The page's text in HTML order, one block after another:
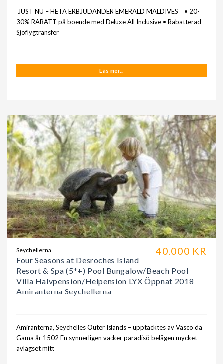
JUST NU – HETA ERBJUDANDEN EMERALD MALDIVES • 20-
30% RABATT på boende med Deluxe All Inclusive • Rabatterad
Sjöflygtransfer
Läs mer...
40.000 KR
Seychellerna
Four Seasons at Desroches Island
Resort & Spa (5*+) Pool Bungalow/Beach Pool
Villa Halvpension/Helpension LYX Öppnat 2018
Amiranterna Seychellerna
Amiranterna, Seychelles Outer Islands – upptäcktes av Vasco da
Gama år 1502 En synnerligen vacker paradisö belägen mycket
avlägset mitt